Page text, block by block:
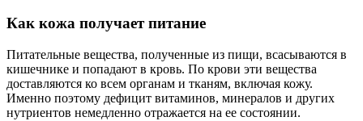
Как кожа получает питание
Питательные вещества, полученные из пищи, всасываются в
кишечнике и попадают в кровь. По крови эти вещества
доставляются ко всем органам и тканям, включая кожу.
Именно поэтому дефицит витаминов, минералов и других
нутриентов немедленно отражается на ее состоянии.